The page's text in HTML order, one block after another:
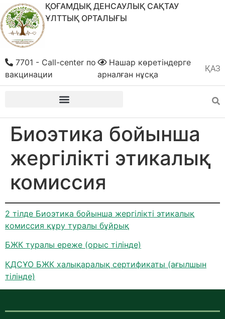
ҚОҒАМДЫҚ ДЕНСАУЛЫҚ САҚТАУ
ҰЛТТЫҚ ОРТАЛЫҒЫ
ҚАЗ
РУС
Нашар көретіндерге
арналған нұсқа
7701 - Call-center по
вакцинации
Биоэтика бойынша
жергілікті этикалық
комиссия
2 тілде Биоэтика бойынша жергілікті этикалық
комиссия құру туралы бұйрық
БЖК туралы ереже (орыс тілінде)
ҚДСҰО БЖК халықаралық сертификаты (ағылшын
тілінде)